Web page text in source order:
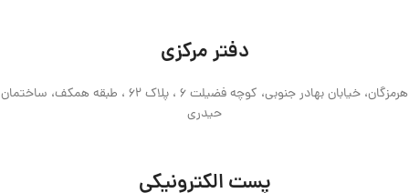
دفتر مرکزی
هرمزگان، خیابان بهادر جنوبی، کوچه فضیلت 6 ، پلاک 62 ، طبقه همکف، ساختمان
حیدری
پست الکترونیکی